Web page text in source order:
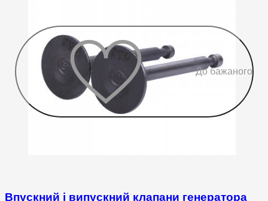
До бажаного
Впускний і випускний клапани генератора